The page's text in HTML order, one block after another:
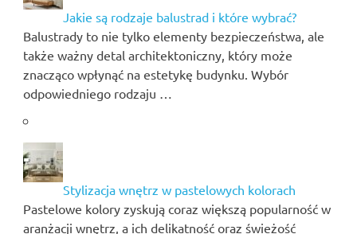
Jakie są rodzaje balustrad i które wybrać?
Balustrady to nie tylko elementy bezpieczeństwa, ale
także ważny detal architektoniczny, który może
znacząco wpłynąć na estetykę budynku. Wybór
odpowiedniego rodzaju …
Stylizacja wnętrz w pastelowych kolorach
Pastelowe kolory zyskują coraz większą popularność w
aranżacji wnętrz, a ich delikatność oraz świeżość